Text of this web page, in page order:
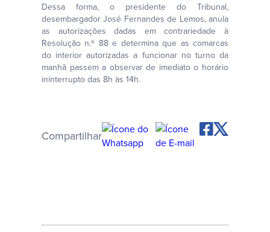
Dessa forma, o presidente do Tribunal,
desembargador José Fernandes de Lemos, anula
as autorizações dadas em contrariedade à
Resolução n.º 88 e determina que as comarcas
do interior autorizadas a funcionar no turno da
manhã passem a observar de imediato o horário
ininterrupto das 8h às 14h.
Compartilhar